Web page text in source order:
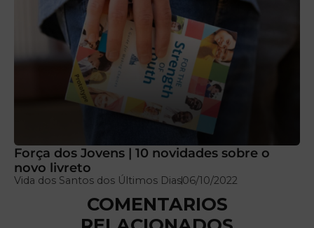
Força dos Jovens | 10 novidades sobre o
novo livreto
Vida dos Santos dos Últimos Dias06/10/2022
COMENTARIOS